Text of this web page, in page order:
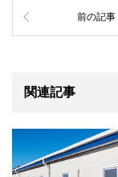
前の記事
関連記事